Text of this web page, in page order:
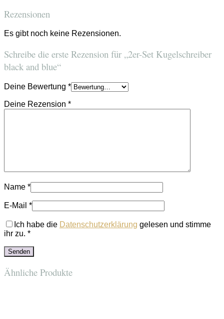
Rezensionen
Es gibt noch keine Rezensionen.
Schreibe die erste Rezension für „2er-Set Kugelschreiber
black and blue“
Deine Bewertung *
Deine Rezension *
Name *
E-Mail *
Ich habe die Datenschutzerklärung gelesen und stimme
ihr zu. *
Ähnliche Produkte